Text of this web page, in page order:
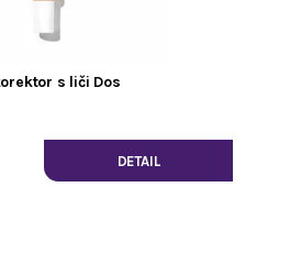
s liči Dos
DETAIL